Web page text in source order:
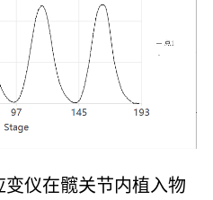
仪在髋关节内植入物